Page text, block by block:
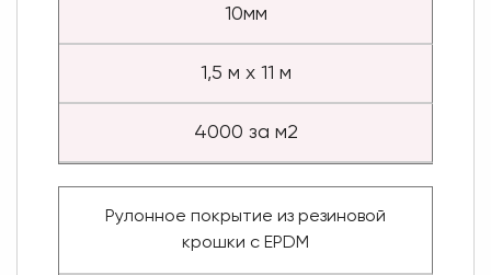
10мм
1,5 м х 11 м
4000 за м2
Рулонное покрытие из резиновой
крошки с EPDM